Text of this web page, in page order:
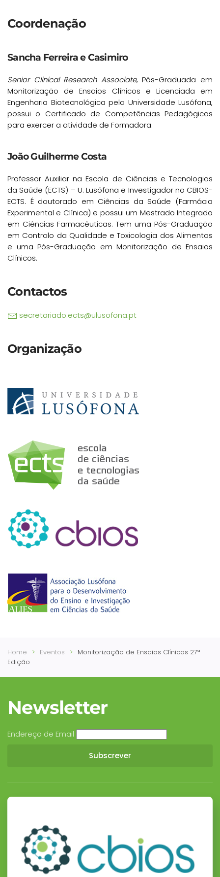
Coordenação
Sancha Ferreira e Casimiro
Senior Clinical Research Associate, Pós-Graduada em
Monitorização de Ensaios Clínicos e Licenciada em
Engenharia Biotecnológica pela Universidade Lusófona,
possui o Certificado de Competências Pedagógicas
para exercer a atividade de Formadora.
João Guilherme Costa
Professor Auxiliar na Escola de Ciências e Tecnologias
da Saúde (ECTS) – U. Lusófona e Investigador no CBIOS-
ECTS. É doutorado em Ciências da Saúde (Farmácia
Experimental e Clínica) e possui um Mestrado Integrado
em Ciências Farmacêuticas. Tem uma Pós-Graduação
em Controlo da Qualidade e Toxicologia dos Alimentos
e uma Pós-Graduação em Monitorização de Ensaios
Clínicos.
Contactos
secretariado.ects@ulusofona.pt
Organização
Home Eventos
Monitorização de Ensaios Clínicos 27ª
Edição
Newsletter
Endereço de Email